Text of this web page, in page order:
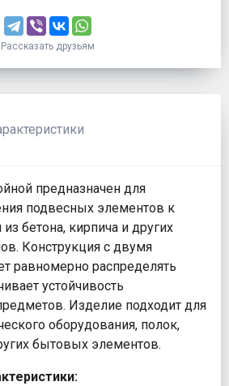
Рассказать друзьям
предназначен для
подвесных элементов к
бетона, кирпича и других
Конструкция с двумя
равномерно распределять
устойчивость
Изделие подходит для
оборудования, полок,
бытовых элементов.